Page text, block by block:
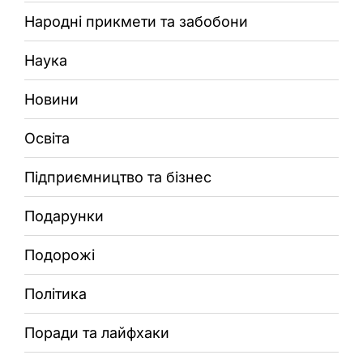
Народні прикмети та забобони
Наука
Новини
Освіта
Підприємництво та бізнес
Подарунки
Подорожі
Політика
Поради та лайфхаки